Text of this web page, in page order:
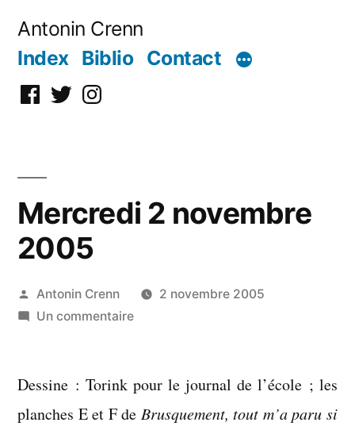
Antonin Crenn
Index Biblio Contact
Facebook
TwitterInstagram
Mercredi 2 novembre
2005
Publié
par
Antonin Crenn
2 novembre 2005
Un commentairesur
novembre
Dessine : Torink pour le journal de l’école ; les
planches E et F de Brusquement, tout m’a paru si